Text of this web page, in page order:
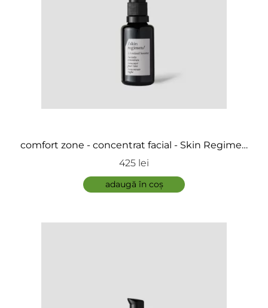
comfort zone - concentrat facial - Skin Regimen
1.5 Retinol Booster
425 lei
adaugă în coș